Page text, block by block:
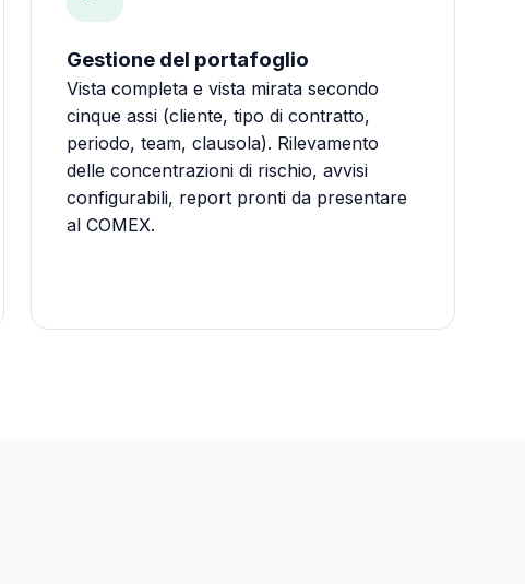
Gestione del portafoglio
Vista completa e vista mirata secondo
cinque assi (cliente, tipo di contratto,
periodo, team, clausola). Rilevamento
delle concentrazioni di rischio, avvisi
configurabili, report pronti da presentare
al COMEX.